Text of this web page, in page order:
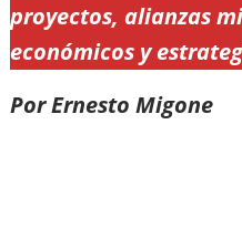
proyectos, alianzas
económicos y
Por Ernesto Migone